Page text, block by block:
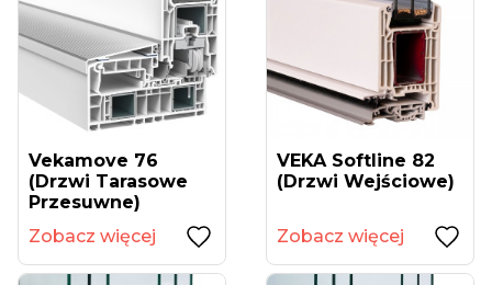
Vekamove 76
(drzwi Tarasowe
Przesuwne)
Zobacz więcej
VEKA Softline 82
(drzwi Wejściowe)
Zobacz więcej